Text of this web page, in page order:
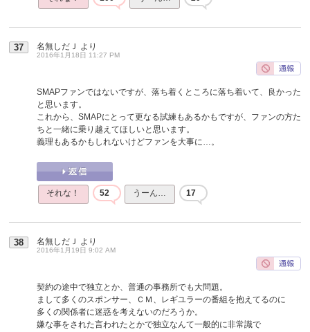
37 名無しだＪ より
2016年1月18日 11:27 PM
SMAPファンではないですが、落ち着くところに落ち着いて、良かった
と思います。
これから、SMAPにとって更なる試練もあるかもですが、ファンの方た
ちと一緒に乗り越えてほしいと思います。
義理もあるかもしれないけどファンを大事に…。
それな！ 52 うーん… 17
38 名無しだＪ より
2016年1月19日 9:02 AM
契約の途中で独立とか、普通の事務所でも大問題。
まして多くのスポンサー、ＣＭ、レギユラーの番組を抱えてるのに
多くの関係者に迷惑を考えないのだろうか。
嫌な事をされた言われたとかで独立なんて一般的に非常識で